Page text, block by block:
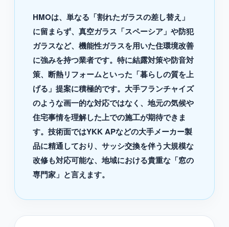
HMOは、単なる「割れたガラスの差し替え」
に留まらず、真空ガラス「スペーシア」や防犯
ガラスなど、機能性ガラスを用いた住環境改善
に強みを持つ業者です。特に結露対策や防音対
策、断熱リフォームといった「暮らしの質を上
げる」提案に積極的です。大手フランチャイズ
のような画一的な対応ではなく、地元の気候や
住宅事情を理解した上での施工が期待できま
す。技術面ではYKK APなどの大手メーカー製
品に精通しており、サッシ交換を伴う大規模な
改修も対応可能な、地域における貴重な「窓の
専門家」と言えます。